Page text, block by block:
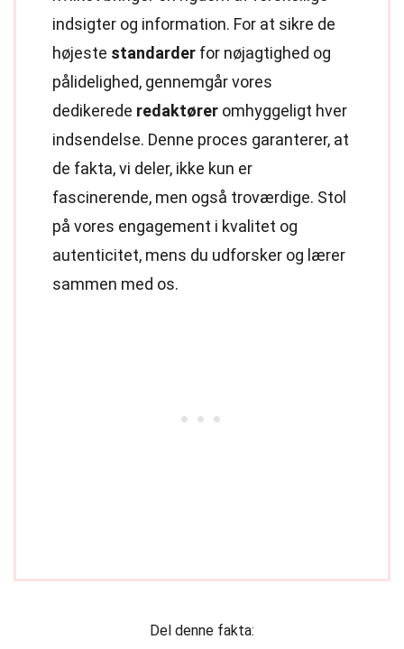
indsigter og information. For at sikre de
højeste standarder for nøjagtighed og
pålidelighed, gennemgår vores
dedikerede redaktører omhyggeligt hver
indsendelse. Denne proces garanterer, at
de fakta, vi deler, ikke kun er
fascinerende, men også troværdige. Stol
på vores engagement i kvalitet og
autenticitet, mens du udforsker og lærer
sammen med os.
Del denne fakta: